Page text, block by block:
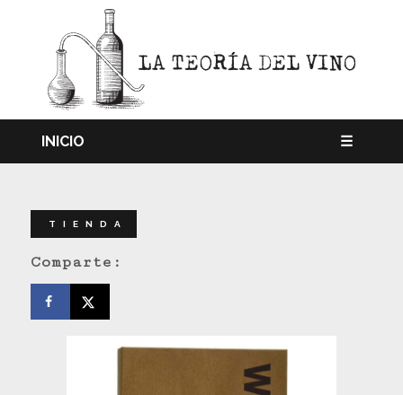
INICIO ☰
TIENDA
Comparte: